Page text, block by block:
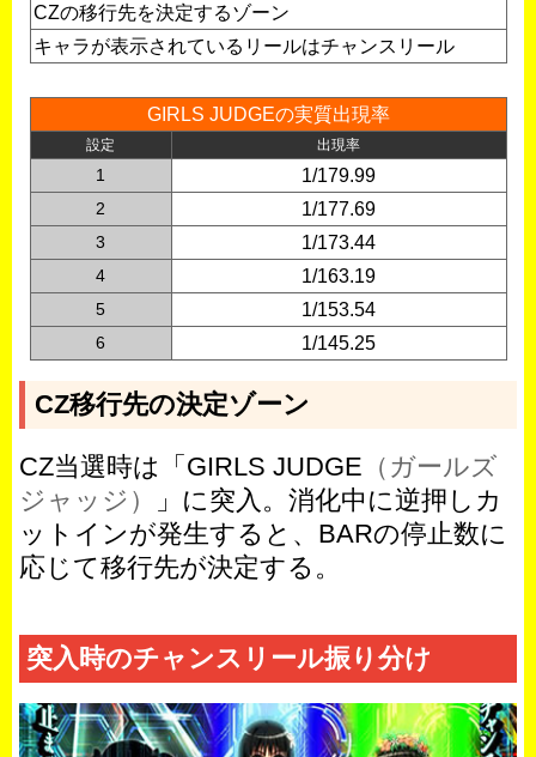
CZの移行先を決定するゾーン
キャラが表示されているリールはチャンスリール
GIRLS JUDGEの実質出現率
設定 出現率
1 1/179.99
2 1/177.69
3 1/173.44
4 1/163.19
5 1/153.54
6 1/145.25
CZ移行先の決定ゾーン
CZ当選時は「GIRLS JUDGE （ガールズ
ジャッジ）
」に突入。消化中に逆押しカ
ットインが発生すると、BARの停止数に
応じて移行先が決定する。
突入時のチャンスリール振り分け